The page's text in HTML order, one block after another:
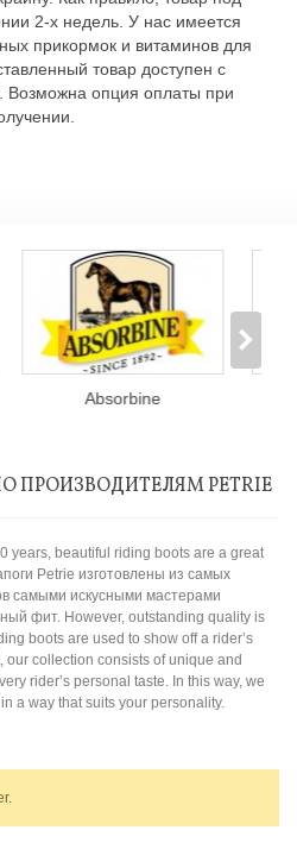
2-х недель. У нас имеется
прикормок и витаминов для
товар доступен с
Возможна опция оплаты при
ПРОИЗВОДИТЕЛЯМ PETRIE
years, beautiful riding boots are a great
Petrie изготовлены из самых
самыми искусными мастерами
фит. However, outstanding quality is
boots are used to show off a rider’s
collection consists of unique and
rider’s personal taste. In this way, we
a way that suits your personality.